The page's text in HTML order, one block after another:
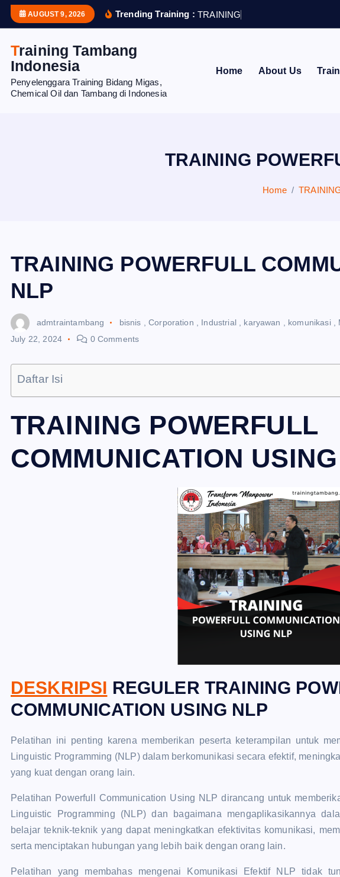
AUGUST 9, 2026 Trending Training : TRAINING
Training Tambang
Indonesia
Penyelenggara Training Bidang Migas,
Chemical Oil dan Tambang di Indonesia
Home About Us
TRAINING
Home
TRAINING POWERFULL
NLP
admtraintambang bisnis ,Corporation Industrial, karyawan komunikasi,
July 22, 2024
0 Comments
Daftar Isi
TRAINING POWERFULL
COMMUNICATION
DESKRIPSI REGULER TRAINING
COMMUNICATION USING NLP
Pelatihan ini penting karena memberikan peserta keterampilan untuk
Linguistic Programming (NLP) dalam berkomunikasi secara efektif,
yang kuat dengan orang lain.
Pelatihan Powerfull Communication Using NLP dirancang untuk
Linguistic Programming (NLP) dan bagaimana mengaplikasikannya
belajar teknik-teknik yang dapat meningkatkan efektivitas komunikasi,
serta menciptakan hubungan yang lebih baik dengan orang lain.
Pelatihan yang membahas mengenai Komunikasi Efektif NLP tidak